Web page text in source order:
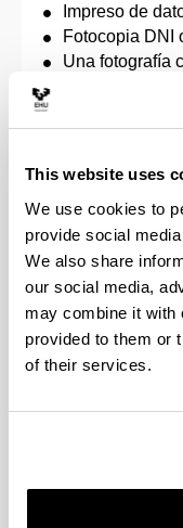
This website uses
We use cookies to
provide social
We also share
our social media,
may combine it with
provided to them or
of their services.
Impreso de
Fotocopia DNI
Una fotografía
matrícula, de
orden que
se fijan los
de servicios
actos
las
Precios
solicitud, si